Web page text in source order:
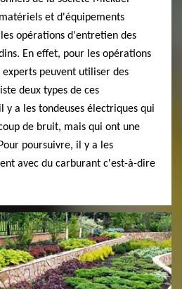
et d'équipements
opérations d'entretien des
En effet, pour les opérations
peuvent utiliser des
deux types de ces
y a les tondeuses électriques qui
de bruit, mais qui ont une
poursuivre, il y a les
avec du carburant c'est-à-dire